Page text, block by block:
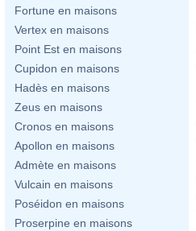
Fortune en maisons
Vertex en maisons
Point Est en maisons
Cupidon en maisons
Hadès en maisons
Zeus en maisons
Cronos en maisons
Apollon en maisons
Admète en maisons
Vulcain en maisons
Poséidon en maisons
Proserpine en maisons